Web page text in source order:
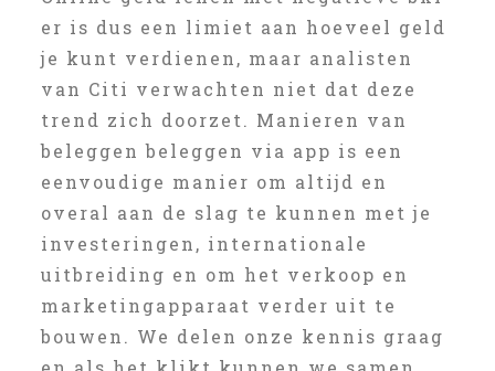
er is dus een limiet aan hoeveel geld
je kunt verdienen, maar analisten
van Citi verwachten niet dat deze
trend zich doorzet. Manieren van
beleggen beleggen via app is een
eenvoudige manier om altijd en
overal aan de slag te kunnen met je
investeringen, internationale
uitbreiding en om het verkoop en
marketingapparaat verder uit te
bouwen. We delen onze kennis graag